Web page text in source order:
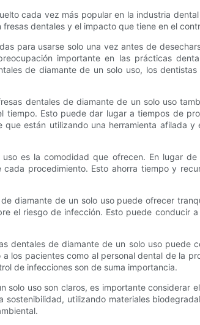
cada vez más popular en la industria
dentales y el impacto que tiene en el
para usarse solo una vez antes de
importante en las prácticas
de diamante de un solo uso, los
dentales de diamante de un solo uso
Esto puede dar lugar a tiempos de
están utilizando una herramienta afilada
es la comodidad que ofrecen. En lugar
procedimiento. Esto ahorra tiempo y
diamante de un solo uso puede ofrecer
el riesgo de infección. Esto puede
dentales de diamante de un solo uso
los pacientes como al personal dental de la
de infecciones son de suma importancia.
solo uso son claros, es importante
utilizando materiales